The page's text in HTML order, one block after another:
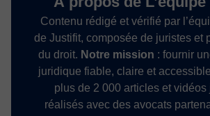
Contenu rédigé et vérifié par
de Justifit, composée de juristes et
du droit. Notre mission : fournir
juridique fiable, claire et
plus de 2 000 articles et
réalisés avec des avocats